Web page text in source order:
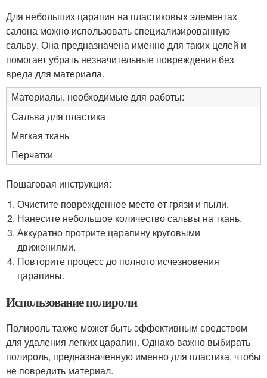
Для небольших царапин на пластиковых элементах
салона можно использовать специализированную
сальву. Она предназначена именно для таких целей и
помогает убрать незначительные повреждения без
вреда для материала.
Материалы, необходимые для работы:
Сальва для пластика
Мягкая ткань
Перчатки
Пошаговая инструкция:
Очистите поврежденное место от грязи и пыли.
Нанесите небольшое количество сальвы на ткань.
Аккуратно протрите царапину круговыми
движениями.
Повторите процесс до полного исчезновения
царапины.
Использование полироли
Полироль также может быть эффективным средством
для удаления легких царапин. Однако важно выбирать
полироль, предназначенную именно для пластика, чтобы
не повредить материал.